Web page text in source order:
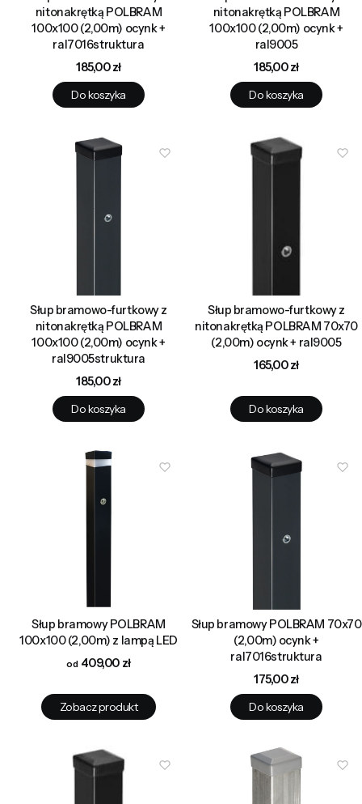
nitonakrętką POLBRAM
100x100 (2,00m) ocynk +
ral7016struktura
Cena
185,00 zł
Do koszyka
nitonakrętką POLBRAM
100x100 (2,00m) ocynk +
ral9005
Cena
185,00 zł
Do koszyka
Słup bramowo-furtkowy z
nitonakrętką POLBRAM
100x100 (2,00m) ocynk +
ral9005struktura
Cena
185,00 zł
Do koszyka
Słup bramowo-furtkowy z
nitonakrętką POLBRAM 70x70
(2,00m) ocynk + ral9005
Cena
165,00 zł
Do koszyka
Słup bramowy POLBRAM
100x100 (2,00m) z lampą LED
Cena409,00 zł
Zobacz produkt
Słup bramowy POLBRAM 70x70
(2,00m) ocynk +
ral7016struktura
Cena
175,00 zł
Do koszyka